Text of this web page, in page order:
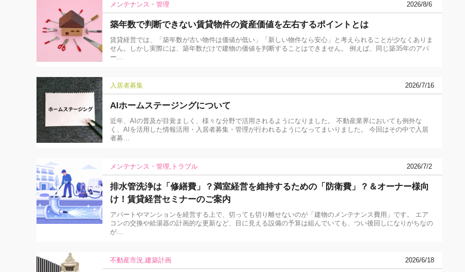
メンテナンス・管理 2026/8/6
築年数で判断できない賃貸物件の資産価値を左右するポイントとは
賃貸経営では、「築年数が古い物件は価値が低い」「新しい物件なら安心」と考えられることが少なくありま
せん。しかし実際には、築年数だけで建物の価値を判断することはできません。 例えば、同じ築35年のアパ
ー…
入居者募集 2026/7/16
AIホームステージングについて
近年、AIの普及が目覚ましく、様々な分野で活用されるようになりました。 不動産業界においても例外な
く、AIを活用した情報活用・入居者募集・管理が行われるようになってまいりました。 今回はその中で入居
者募…
メンテナンス・管理 トラブル 2026/7/2
排水管洗浄は「修繕費」？満室経営を維持するための「防衛費」？＆オーナー様向
け！賃貸経営セミナーのご案内
アパートやマンションを経営する上で、切っても切り離せないのが「建物のメンテナンス費用」です。 エア
コンの交換や給湯器の計画的な更新など、目に見える設備の予算は組んでいても、つい後回しになりがちなの
が…
不動産市況 建築計画 2026/6/18